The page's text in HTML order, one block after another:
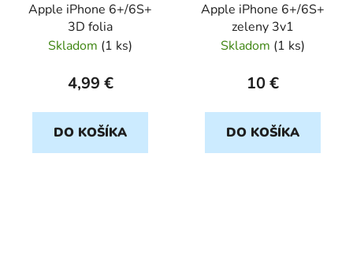
Apple iPhone 6+/6S+
3D folia
Skladom (1 ks)
4,99 €
DO KOŠÍKA
Apple iPhone 6+/6S+
zeleny 3v1
Skladom (1 ks)
10 €
DO KOŠÍKA